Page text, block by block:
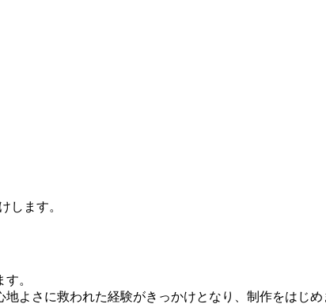
します。
。
よさに救われた経験がきっかけとなり、制作をはじめ